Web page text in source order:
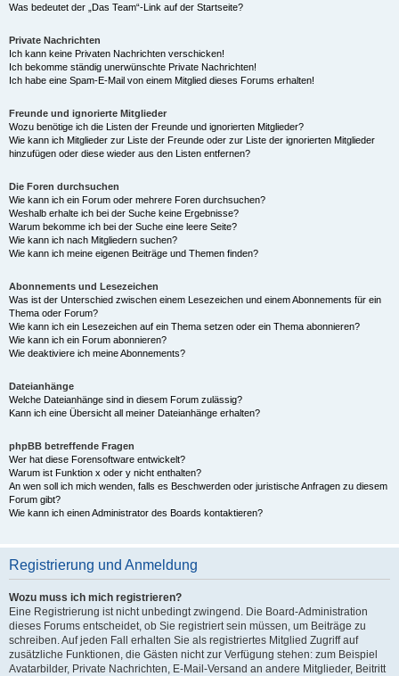
Was bedeutet der „Das Team“-Link auf der Startseite?
Private Nachrichten
Ich kann keine Privaten Nachrichten verschicken!
Ich bekomme ständig unerwünschte Private Nachrichten!
Ich habe eine Spam-E-Mail von einem Mitglied dieses Forums erhalten!
Freunde und ignorierte Mitglieder
Wozu benötige ich die Listen der Freunde und ignorierten Mitglieder?
Wie kann ich Mitglieder zur Liste der Freunde oder zur Liste der ignorierten Mitglieder
hinzufügen oder diese wieder aus den Listen entfernen?
Die Foren durchsuchen
Wie kann ich ein Forum oder mehrere Foren durchsuchen?
Weshalb erhalte ich bei der Suche keine Ergebnisse?
Warum bekomme ich bei der Suche eine leere Seite?
Wie kann ich nach Mitgliedern suchen?
Wie kann ich meine eigenen Beiträge und Themen finden?
Abonnements und Lesezeichen
Was ist der Unterschied zwischen einem Lesezeichen und einem Abonnements für ein
Thema oder Forum?
Wie kann ich ein Lesezeichen auf ein Thema setzen oder ein Thema abonnieren?
Wie kann ich ein Forum abonnieren?
Wie deaktiviere ich meine Abonnements?
Dateianhänge
Welche Dateianhänge sind in diesem Forum zulässig?
Kann ich eine Übersicht all meiner Dateianhänge erhalten?
phpBB betreffende Fragen
Wer hat diese Forensoftware entwickelt?
Warum ist Funktion x oder y nicht enthalten?
An wen soll ich mich wenden, falls es Beschwerden oder juristische Anfragen zu diesem
Forum gibt?
Wie kann ich einen Administrator des Boards kontaktieren?
Registrierung und Anmeldung
Wozu muss ich mich registrieren?
Eine Registrierung ist nicht unbedingt zwingend. Die Board-Administration
dieses Forums entscheidet, ob Sie registriert sein müssen, um Beiträge zu
schreiben. Auf jeden Fall erhalten Sie als registriertes Mitglied Zugriff auf
zusätzliche Funktionen, die Gästen nicht zur Verfügung stehen: zum Beispiel
Avatarbilder, Private Nachrichten, E-Mail-Versand an andere Mitglieder, Beitritt